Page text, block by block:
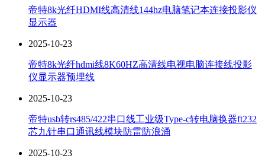
帝特8k光纤HDMI线高清线144hz电脑笔记本连接投影仪
显示器
2025-10-23
帝特8k光纤hdmi线8K60HZ高清线电视电脑连接线投影
仪显示器预埋线
2025-10-23
帝特usb转rs485/422串口线工业级Type-c转电脑换器ft232
芯九针串口通讯线模块防雷防浪涌
2025-10-23